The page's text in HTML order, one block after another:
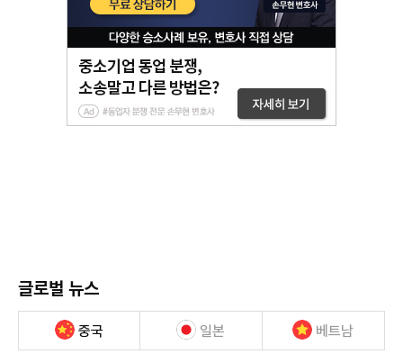
글로벌 뉴스
중국 일본 베트남